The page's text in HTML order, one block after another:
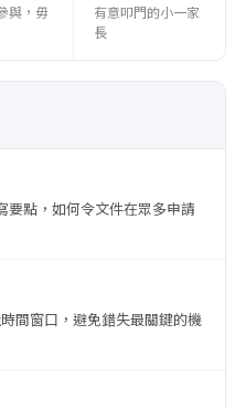
與，毋
有意叩門的小一家
長
點，如何令文件在眾多申請
間窗口，避免錯失最關鍵的機